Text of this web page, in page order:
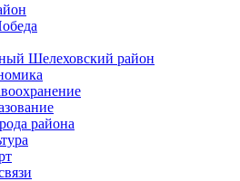
Шелеховский район
района